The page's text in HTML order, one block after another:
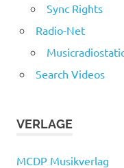
Sync Rights
Radio-Net
Search Videos
VERLAGE
MCDP Musikverlag